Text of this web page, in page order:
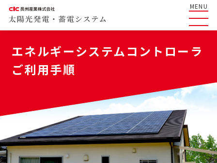
MENU
エネルギーシステムコントローラ
ご利用手順